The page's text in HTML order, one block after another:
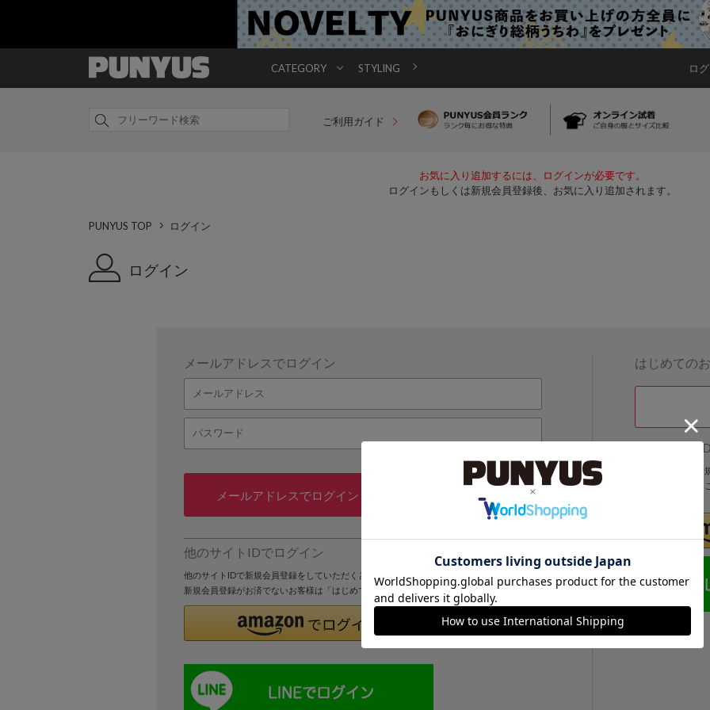
CATEGORY STYLING ロ
ご利用ガイド
お気に入り追加するには、ログインが必要です。
ログインもしくは新規会員登録後、お気に入り追加されます。
PUNYUS TOP ログイン
ログイン
メールアドレスでログイン
メールアドレスでログイン
メールアドレス・パスワードを
他のサイトIDでログイン
他のサイトIDで新規会員登録をしていただくと次回以降、そのIDでログインすることができます。
新規会員登録がお済でないお客様は「はじめてのお客様」より登録をおこなってください。
はじめての
他のサイト
他のサイトIDで
IDでログインする